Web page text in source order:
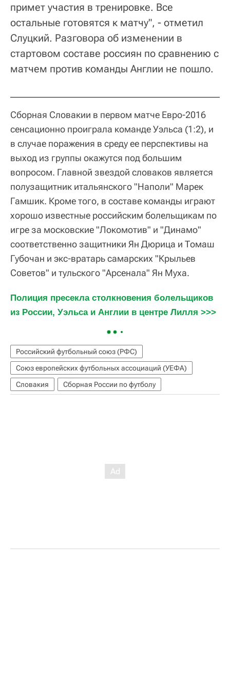
примет участия в тренировке. Все
остальные готовятся к матчу", - отметил
Слуцкий. Разговора об изменении в
стартовом составе россиян по сравнению с
матчем против команды Англии не пошло.
Сборная Словакии в первом матче Евро-2016
сенсационно проиграла команде Уэльса (1:2), и
в случае поражения в среду ее перспективы на
выход из группы окажутся под большим
вопросом. Главной звездой словаков является
полузащитник итальянского "Наполи" Марек
Гамшик. Кроме того, в составе команды играют
хорошо известные российским болельщикам по
игре за московские "Локомотив" и "Динамо"
соответственно защитники Ян Дюрица и Томаш
Губочан и экс-вратарь самарских "Крыльев
Советов" и тульского "Арсенала" Ян Муха.
Полиция пресекла столкновения болельщиков
из России, Уэльса и Англии в центре Лилля >>>
Российский футбольный союз (РФС)
Союз европейских футбольных ассоциаций (УЕФА)
Словакия
Сборная России по футболу